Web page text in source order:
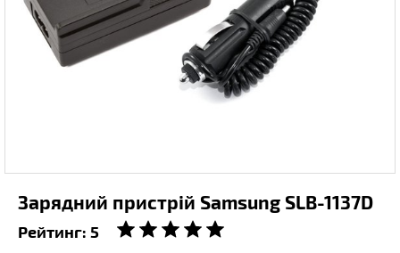
Зарядний пристрій Samsung SLB-1137D
Рейтинг: 5